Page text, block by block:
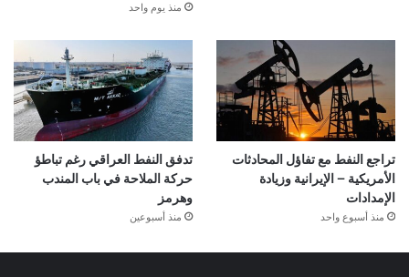
منذ يوم واحد
تراجع النفط مع تفاؤل المحادثات
الأمريكية – الإيرانية وزيادة
الإمدادات
منذ أسبوع واحد
تدفق النفط العراقي رغم تباطؤ
حركة الملاحة في باب المندب
وهرمز
منذ أسبوعين